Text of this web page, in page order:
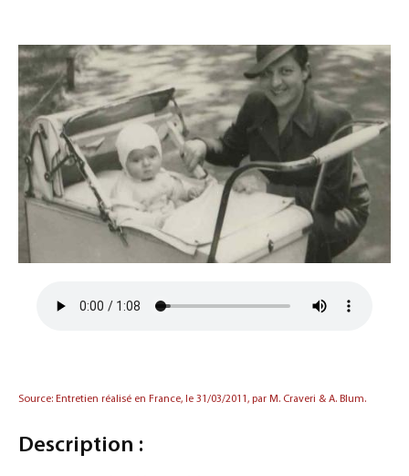
Source: Entretien réalisé en France, le 31/03/2011, par M. Craveri & A. Blum.
Description :